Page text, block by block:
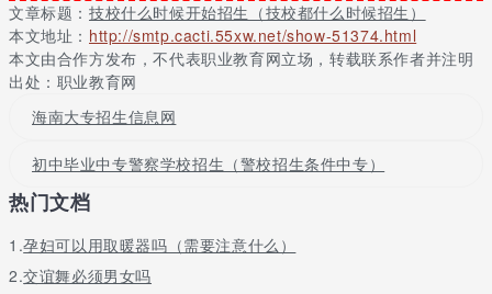
所以很多人会选择从事it行业工作，如大数据、云计算、前端开发
等；对于技术学校的一般专业，如商务英语、国际贸易、会计、旅
游管理等，很少有人选择，通常他们喜欢从事更多。
软件工程专业
多时间在这方面，当然老师也会注重培养这方面的实践能力。
如果你想学好这个专业，你会花更多的时间和精力。然而，毕业
生。许多软件工程专业的月薪基本上超过1000英镑。
文章标题： 技校什么时候开始招生（技校都什么时候招生）
本文地址： http://smtp.cacti.55xw.net/show-51374.html
本文由合作方发布，不代表职业教育网立场，转载联系作者并注明
出处：职业教育网
海南大专招生信息网
初中毕业中专警察学校招生（警校招生条件中专）
热门文档
1.孕妇可以用取暖器吗（需要注意什么）
2.交谊舞必须男女吗